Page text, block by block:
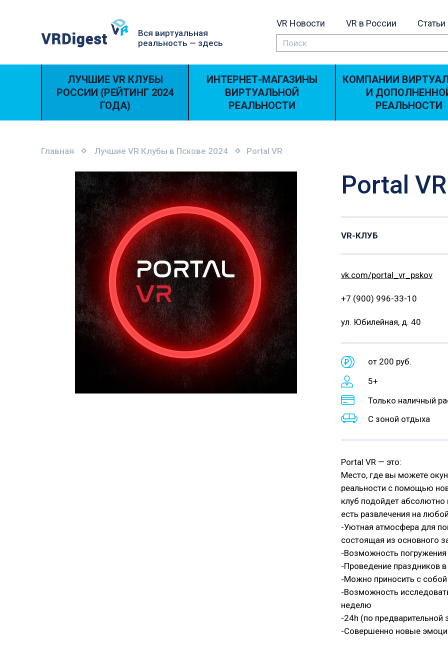
Вся виртуальная
реальность — здесь
VR Новости VR в России Статьи
ЛУЧШИЕ VR КЛУБЫ
РОССИИ (РЕЙТИНГ 2024
ГОДА)
ИНТЕРНЕТ-МАГАЗИНЫ
ВИРТУАЛЬНОЙ
РЕАЛЬНОСТИ
КОМПАНИИ
И
РЕАЛЬНОСТИ
Главная Лучшие VR Клубы в Пскове 2024 Portal VR
Portal VR
VR-КЛУБ
vk.com/portal_vr_pskov
+7 (900) 996-33-10
ул. Юбилейная, д. 40
от 200 руб.
5+
Только наличный
С зоной отдыха
Portal VR — это:
Место, где вы можете
реальности с помощью
клуб подойдет
есть развлечения на
-Уютная атмосфера для
состоящая из основного
-Возможность
-Проведение праздников
-Можно приносить с собой
-Возможность
неделю
-24h (по предварительной
-Совершенно новые